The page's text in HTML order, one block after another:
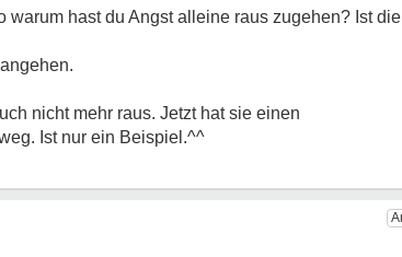
hast du Angst alleine raus zugehen? Ist die
nicht mehr raus. Jetzt hat sie einen
Ist nur ein Beispiel.^^